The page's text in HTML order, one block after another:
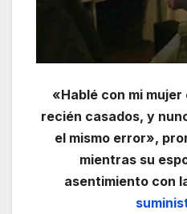
«Hablé con mi
recién casados, y
el mismo error»,
mientras su
asentimiento con